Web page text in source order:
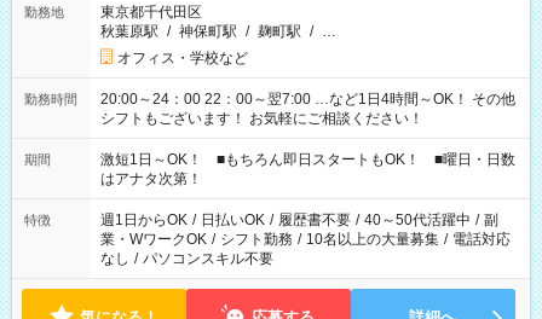
勤務地
東京都千代田区
秋葉原駅 / 神保町駅 / 麹町駅 / …
オフィス・学校など
勤務時間
20:00～24：00 22：00～翌7:00 …など1日4時間～OK！ その他
シフトもございます！ お気軽にご相談ください！
期間
激短1日～OK！ ■もちろん即日スタートもOK！ ■曜日・日数
はアナタ次第！
特徴 週1日からOK / 日払いOK / 履歴書不要 / 40～50代活躍中 / 副
業・WワークOK / シフト勤務 / 10名以上の大量募集 / 電話対応
なし / パソコンスキル不要